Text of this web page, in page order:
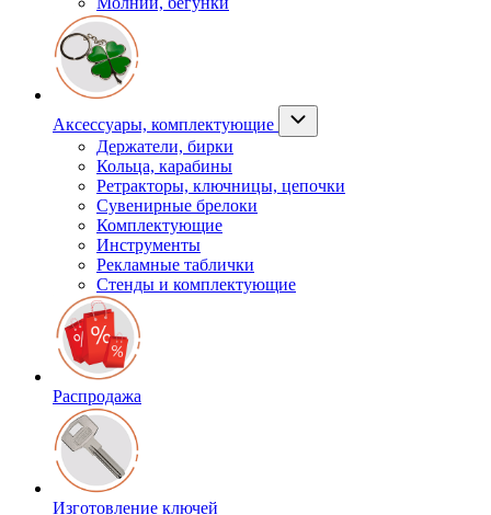
Аксессуары, комплектующие
Держатели, бирки
Кольца, карабины
Ретракторы, ключницы, цепочки
Сувенирные брелоки
Комплектующие
Инструменты
Рекламные таблички
Стенды и комплектующие
Распродажа
Изготовление ключей